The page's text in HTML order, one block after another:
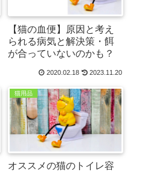
【猫の血便】原因と考え
られる病気と解決策・餌
が合っていないのかも？
2020.02.18 2023.11.20
猫用品
オススメの猫のトイレ容